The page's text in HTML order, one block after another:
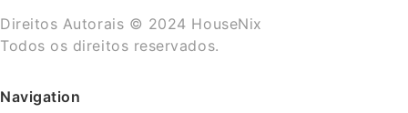
Direitos Autorais © 2024 HouseNix
Todos os direitos reservados.
Navigation